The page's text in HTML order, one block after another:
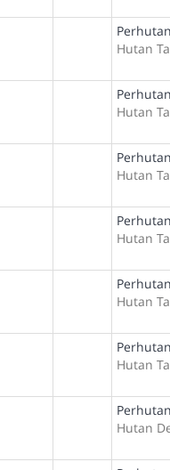
Hutan
Hutan
Hutan
Hutan
Hutan
Hutan
Hutan